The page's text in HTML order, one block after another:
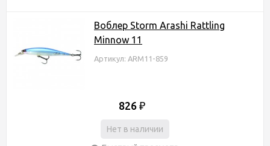
Воблер Storm Arashi Rattling
Minnow 11
Артикул: ARM11-859
826 ₽
Нет в наличии